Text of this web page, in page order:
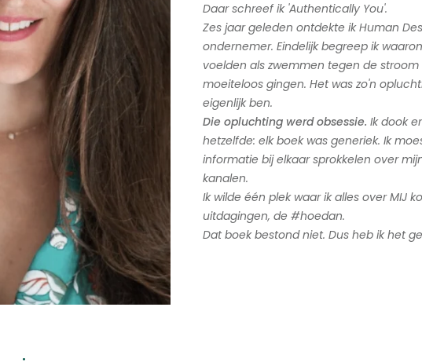
Daar schreef ik 'Authentically You'.
Zes jaar geleden ontdekte ik Human
ondernemer. Eindelijk begreep ik
voelden als zwemmen tegen de stroom
moeiteloos gingen. Het was zo'n
eigenlijk ben.
Die opluchting werd obsessie. Ik dook
hetzelfde: elk boek was generiek. Ik
informatie bij elkaar sprokkelen over
kanalen.
Ik wilde één plek waar ik alles over MIJ
uitdagingen, de #hoedan.
Dat boek bestond niet. Dus heb ik het